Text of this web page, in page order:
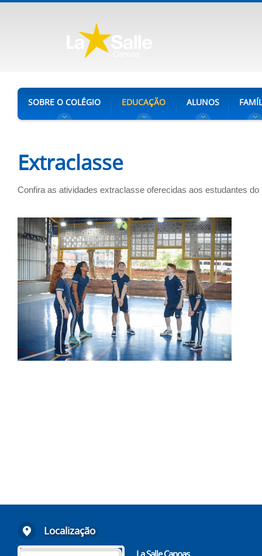
SOBRE O COLÉGIO EDUCAÇÃO ALUNOS
Extraclasse
Confira as atividades extraclasse oferecidas aos estudantes
Localização
La Salle Canoas